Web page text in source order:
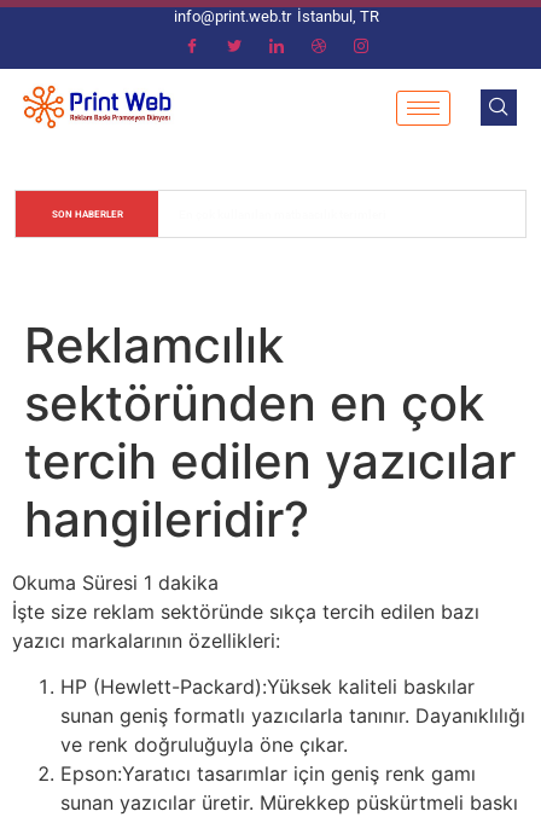
info@print.web.tr İstanbul, TR
SON HABERLER
Reklamcılık
sektöründen en çok
tercih edilen yazıcılar
hangileridir?
İşte size reklam sektöründe sıkça tercih edilen bazı
yazıcı markalarının özellikleri:
HP (Hewlett-Packard):Yüksek kaliteli baskılar
sunan geniş formatlı yazıcılarla tanınır. Dayanıklılığı
ve renk doğruluğuyla öne çıkar.
Epson:Yaratıcı tasarımlar için geniş renk gamı
sunan yazıcılar üretir. Mürekkep püskürtmeli baskı